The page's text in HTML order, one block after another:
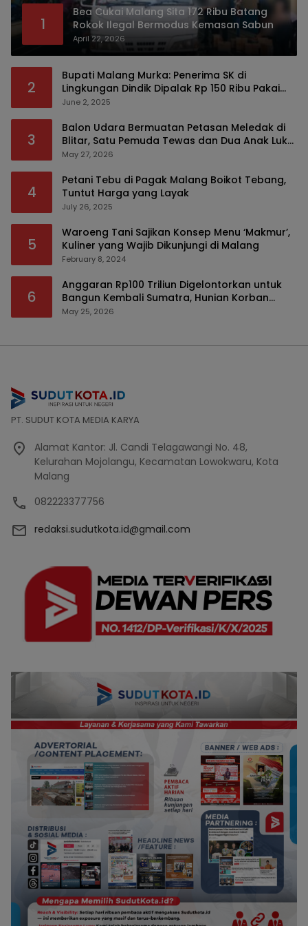
1
Bea Cukai Malang Sita 172 Ribu Batang
Rokok Ilegal Bermodus Kemasan Sabun
April 22, 2026
2
Bupati Malang Murka: Penerima SK di
Lingkungan Dindik Dipalak Rp 150 Ribu Pakai
Modus Tumpengan, KPK Turut Pantau
June 2, 2025
3
Balon Udara Bermuatan Petasan Meledak di
Blitar, Satu Pemuda Tewas dan Dua Anak Luka
Serius
May 27, 2026
4
Petani Tebu di Pagak Malang Boikot Tebang,
Tuntut Harga yang Layak
July 26, 2025
5
Waroeng Tani Sajikan Konsep Menu ‘Makmur’,
Kuliner yang Wajib Dikunjungi di Malang
February 8, 2024
6
Anggaran Rp100 Triliun Digelontorkan untuk
Bangun Kembali Sumatra, Hunian Korban
Bencana Bakal Difokuskan
May 25, 2026
PT. SUDUT KOTA MEDIA KARYA
Alamat Kantor: Jl. Candi Telagawangi No. 48,
Kelurahan Mojolangu, Kecamatan Lowokwaru, Kota
Malang
082223377756
redaksi.sudutkota.id@gmail.com